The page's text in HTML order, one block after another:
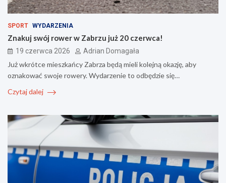
SPORT WYDARZENIA
Znakuj swój rower w Zabrzu już 20 czerwca!
19 czerwca 2026 Adrian Domagała
Już wkrótce mieszkańcy Zabrza będą mieli kolejną okazję, aby
oznakować swoje rowery. Wydarzenie to odbędzie się…
Czytaj dalej